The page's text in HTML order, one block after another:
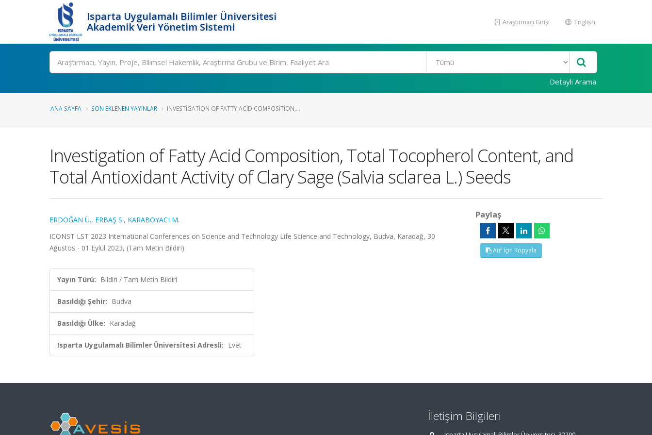
Isparta Uygulamalı Bilimler Üniversitesi
Akademik Veri Yönetim Sistemi
Araştırmacı Girişi English
Ara
Detaylı Arama
ANA SAYFA SON EKLENEN YAYINLAR INVESTIGATION OF FATTY ACID COMPOSITION,...
Investigation of Fatty Acid Composition, Total Tocopherol Content, and
Total Antioxidant Activity of Clary Sage (Salvia sclarea L.) Seeds
ERDOĞAN Ü., ERBAŞ S., KARABOYACI M.
ICONST LST 2023 International Conferences on Science and Technology Life Science and Technology, Budva, Karadağ, 30
Ağustos - 01 Eylül 2023, (Tam Metin Bildiri)
Yayın Türü: Bildiri / Tam Metin Bildiri
Basıldığı Şehir: Budva
Basıldığı Ülke: Karadağ
Isparta Uygulamalı Bilimler Üniversitesi Adresli: Evet
Paylaş
Atıf İçin Kopyala
İletişim Bilgileri